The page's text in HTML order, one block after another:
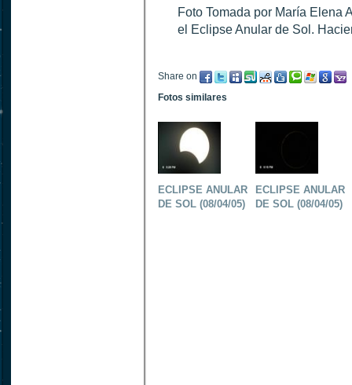
Foto Tomada por María Elena
el Eclipse Anular de Sol.
Share on
Fotos similares
ECLIPSE ANULAR
DE SOL (08/04/05)
ECLIPSE ANULAR
DE SOL (08/04/05)